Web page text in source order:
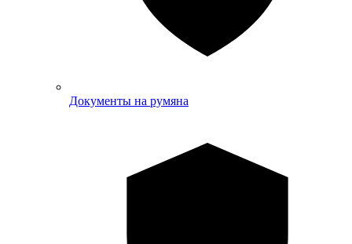
Документы на румяна